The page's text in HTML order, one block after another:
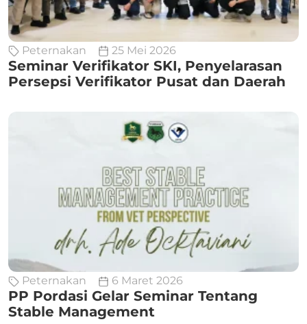
Peternakan 25 Mei 2026
Seminar Verifikator SKI, Penyelarasan
Persepsi Verifikator Pusat dan Daerah
Peternakan 6 Maret 2026
PP Pordasi Gelar Seminar Tentang
Stable Management